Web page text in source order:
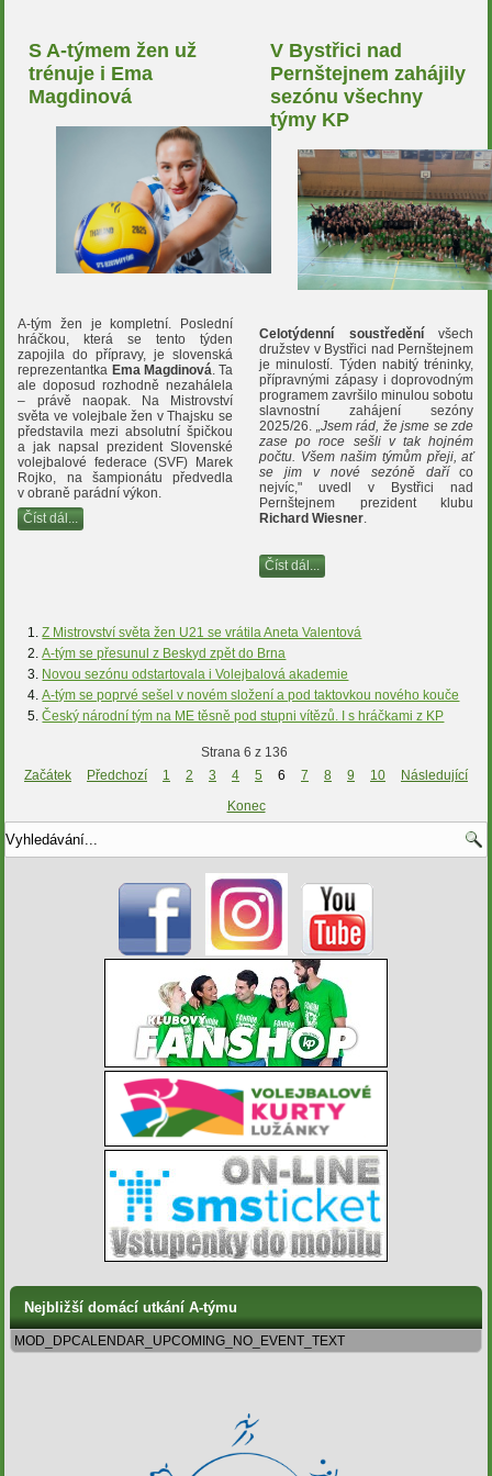
S A-týmem žen už
trénuje i Ema
Magdinová
A-tým žen je kompletní. Poslední
hráčkou, která se tento týden
zapojila do přípravy, je slovenská
reprezentantka Ema Magdinová. Ta
ale doposud rozhodně nezahálela
– právě naopak. Na Mistrovství
světa ve volejbale žen v Thajsku se
představila mezi absolutní špičkou
a jak napsal prezident Slovenské
volejbalové federace (SVF) Marek
Rojko, na šampionátu předvedla
v obraně parádní výkon.
Číst dál...
V Bystřici nad
Pernštejnem zahájily
sezónu všechny
týmy KP
Celotýdenní soustředěnívšech
družstev v Bystřici nad Pernštejnem
je minulostí. Týden nabitý tréninky,
přípravnými zápasy i doprovodným
programem završilo minulou sobotu
slavnostní zahájení sezóny
2025/26. „Jsem rád, že jsme se zde
zase po roce sešli v tak hojném
počtu. Všem našim týmům přeji, ať
se jim v nové sezóně daříco
nejvíc," uvedl v Bystřici nad
Pernštejnem prezident klubu
Richard Wiesner.
Číst dál...
Z Mistrovství světa žen U21 se vrátila Aneta Valentová
A-tým se přesunul z Beskyd zpět do Brna
Novou sezónu odstartovala i Volejbalová akademie
A-tým se poprvé sešel v novém složení a pod taktovkou nového kouče
Český národní tým na ME těsně pod stupni vítězů. I s hráčkami z KP
Strana 6 z 136
Začátek
Předchozí 1 2 3 4 5 6 7 8 9 10
Následující
Konec
Nejbližší domácí utkání A-týmu
MOD_DPCALENDAR_UPCOMING_NO_EVENT_TEXT